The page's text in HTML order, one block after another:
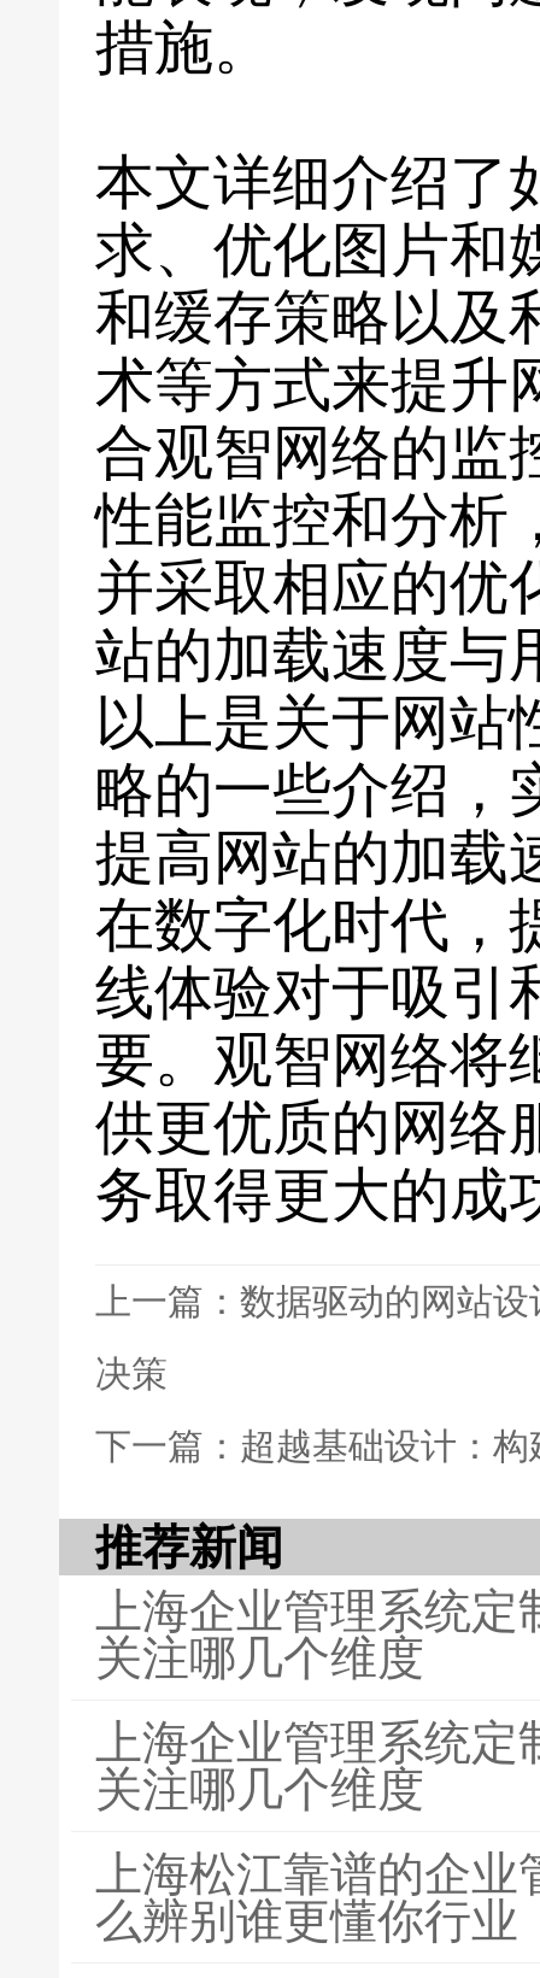
措施。
本文详细介绍了
求、优化图片和
和缓存策略以及
术等方式来提升
合观智网络的监
性能监控和分析
并采取相应的优
站的加载速度与
以上是关于网站
略的一些介绍，
提高网站的加载
在数字化时代，
线体验对于吸引
要。观智网络将
供更优质的网络
务取得更大的成
上一篇：数据驱动的网站
决策
下一篇：超越基础设计：
推荐新闻
上海企业管理系统
关注哪几个维度
上海企业管理系统
关注哪几个维度
上海松江靠谱的企
么辨别谁更懂你行业